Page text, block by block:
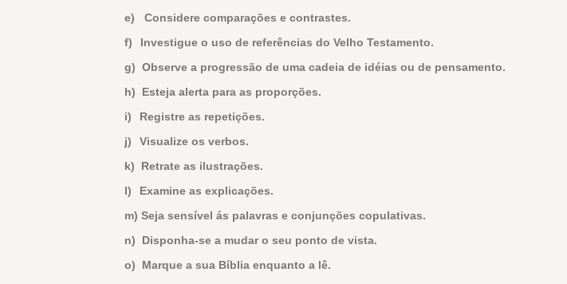
e)
Considere comparações e contrastes.
f)
Investigue o uso de referências do Velho Testamento.
g) Observe a progressão de uma cadeia de idéias ou de pensamento.
h)
Esteja alerta para as proporções.
i)
Registre as repetições.
j)
Visualize os verbos.
k)
Retrate as ilustrações.
l)
Examine as explicações.
m) Seja sensível ás palavras e conjunções copulativas.
n)
Disponha-se a mudar o seu ponto de vista.
o)
Marque a sua Bíblia enquanto a lê.